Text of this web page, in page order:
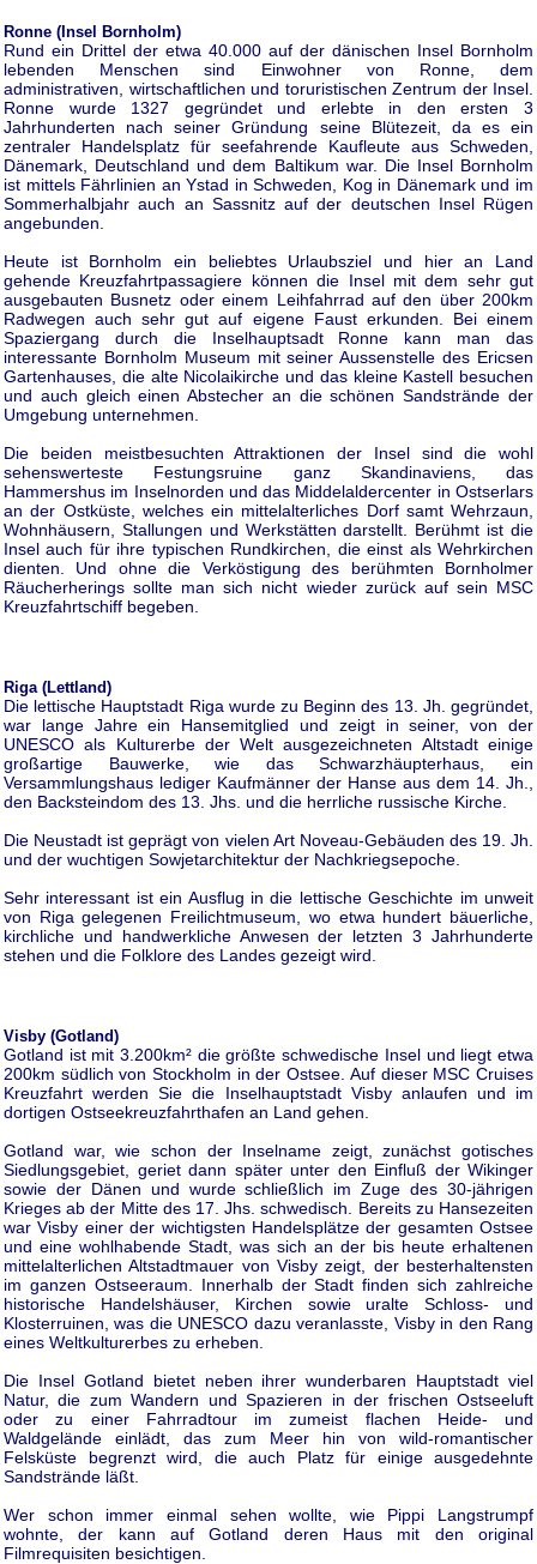
Ronne (Insel Bornholm)
Rund ein Drittel der etwa 40.000 auf der dänischen Insel Bornholm
lebenden Menschen sind Einwohner von Ronne, dem
administrativen, wirtschaftlichen und toruristischen Zentrum der Insel.
Ronne wurde 1327 gegründet und erlebte in den ersten 3
Jahrhunderten nach seiner Gründung seine Blütezeit, da es ein
zentraler Handelsplatz für seefahrende Kaufleute aus Schweden,
Dänemark, Deutschland und dem Baltikum war. Die Insel Bornholm
ist mittels Fährlinien an Ystad in Schweden, Kog in Dänemark und im
Sommerhalbjahr auch an Sassnitz auf der deutschen Insel Rügen
angebunden.
Heute ist Bornholm ein beliebtes Urlaubsziel und hier an Land
gehende Kreuzfahrtpassagiere können die Insel mit dem sehr gut
ausgebauten Busnetz oder einem Leihfahrrad auf den über 200km
Radwegen auch sehr gut auf eigene Faust erkunden. Bei einem
Spaziergang durch die Inselhauptsadt Ronne kann man das
interessante Bornholm Museum mit seiner Aussenstelle des Ericsen
Gartenhauses, die alte Nicolaikirche und das kleine Kastell besuchen
und auch gleich einen Abstecher an die schönen Sandstrände der
Umgebung unternehmen.
Die beiden meistbesuchten Attraktionen der Insel sind die wohl
sehenswerteste Festungsruine ganz Skandinaviens, das
Hammershus im Inselnorden und das Middelaldercenter in Ostserlars
an der Ostküste, welches ein mittelalterliches Dorf samt Wehrzaun,
Wohnhäusern, Stallungen und Werkstätten darstellt. Berühmt ist die
Insel auch für ihre typischen Rundkirchen, die einst als Wehrkirchen
dienten. Und ohne die Verköstigung des berühmten Bornholmer
Räucherherings sollte man sich nicht wieder zurück auf sein MSC
Kreuzfahrtschiff begeben.
Riga (Lettland)
Die lettische Hauptstadt Riga wurde zu Beginn des 13. Jh. gegründet,
war lange Jahre ein Hansemitglied und zeigt in seiner, von der
UNESCO als Kulturerbe der Welt ausgezeichneten Altstadt einige
großartige Bauwerke, wie das Schwarzhäupterhaus, ein
Versammlungshaus lediger Kaufmänner der Hanse aus dem 14. Jh.,
den Backsteindom des 13. Jhs. und die herrliche russische Kirche.
Die Neustadt ist geprägt von vielen Art Noveau-Gebäuden des 19. Jh.
und der wuchtigen Sowjetarchitektur der Nachkriegsepoche.
Sehr interessant ist ein Ausflug in die lettische Geschichte im unweit
von Riga gelegenen Freilichtmuseum, wo etwa hundert bäuerliche,
kirchliche und handwerkliche Anwesen der letzten 3 Jahrhunderte
stehen und die Folklore des Landes gezeigt wird.
Visby (Gotland)
Gotland ist mit 3.200km² die größte schwedische Insel und liegt etwa
200km südlich von Stockholm in der Ostsee. Auf dieser MSC Cruises
Kreuzfahrt werden Sie die Inselhauptstadt Visby anlaufen und im
dortigen Ostseekreuzfahrthafen an Land gehen.
Gotland war, wie schon der Inselname zeigt, zunächst gotisches
Siedlungsgebiet, geriet dann später unter den Einfluß der Wikinger
sowie der Dänen und wurde schließlich im Zuge des 30-jährigen
Krieges ab der Mitte des 17. Jhs. schwedisch. Bereits zu Hansezeiten
war Visby einer der wichtigsten Handelsplätze der gesamten Ostsee
und eine wohlhabende Stadt, was sich an der bis heute erhaltenen
mittelalterlichen Altstadtmauer von Visby zeigt, der besterhaltensten
im ganzen Ostseeraum. Innerhalb der Stadt finden sich zahlreiche
historische Handelshäuser, Kirchen sowie uralte Schloss- und
Klosterruinen, was die UNESCO dazu veranlasste, Visby in den Rang
eines Weltkulturerbes zu erheben.
Die Insel Gotland bietet neben ihrer wunderbaren Hauptstadt viel
Natur, die zum Wandern und Spazieren in der frischen Ostseeluft
oder zu einer Fahrradtour im zumeist flachen Heide- und
Waldgelände einlädt, das zum Meer hin von wild-romantischer
Felsküste begrenzt wird, die auch Platz für einige ausgedehnte
Sandstrände läßt.
Wer schon immer einmal sehen wollte, wie Pippi Langstrumpf
wohnte, der kann auf Gotland deren Haus mit den original
Filmrequisiten besichtigen.